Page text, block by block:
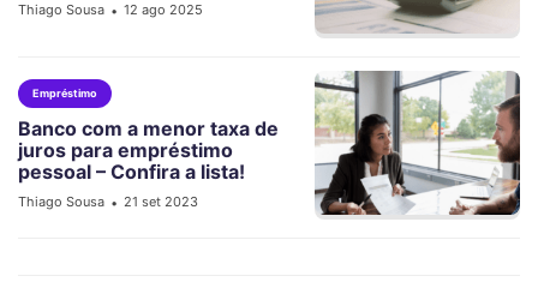
Thiago Sousa • 12 ago 2025
Empréstimo
Banco com a menor taxa de
juros para empréstimo
pessoal – Confira a lista!
Thiago Sousa • 21 set 2023